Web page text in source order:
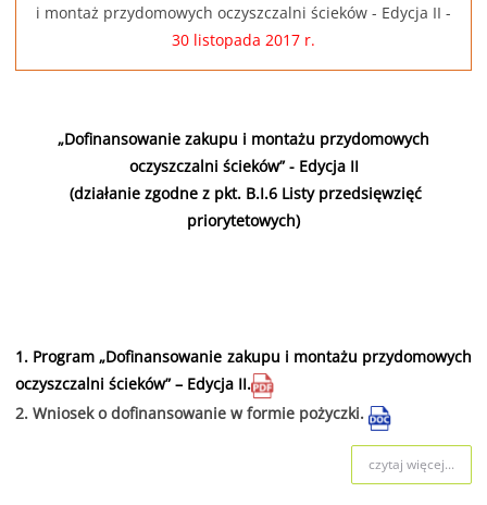
i montaż przydomowych oczyszczalni ścieków - Edycja II -
30 listopada 2017 r.
„Dofinansowanie zakupu i montażu przydomowych
oczyszczalni ścieków” - Edycja II
(działanie zgodne z pkt. B.I.6 Listy przedsięwzięć
priorytetowych)
1. Program „Dofinansowanie zakupu i montażu przydomowych
oczyszczalni ścieków” – Edycja II.
2.Wniosek o dofinansowanie w formie pożyczki.
czytaj więcej...